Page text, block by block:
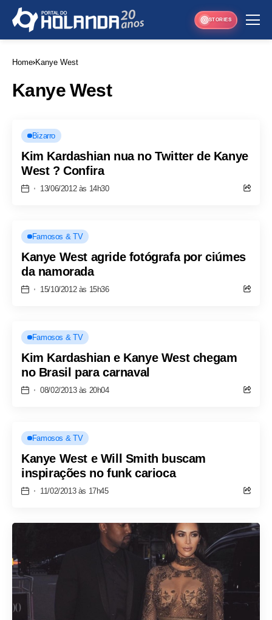
STORIES
Home Kanye West
Kanye West
Bizarro
Kim Kardashian nua no Twitter de Kanye
West ? Confira
13/06/2012 às 14h30
Famosos & TV
Kanye West agride fotógrafa por ciúmes
da namorada
15/10/2012 às 15h36
Famosos & TV
Kim Kardashian e Kanye West chegam
no Brasil para carnaval
08/02/2013 às 20h04
Famosos & TV
Kanye West e Will Smith buscam
inspirações no funk carioca
11/02/2013 às 17h45